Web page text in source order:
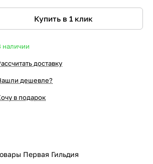
Купить в 1 клик
наличии
доставку
дешевле?
в подарок
Первая Гильдия